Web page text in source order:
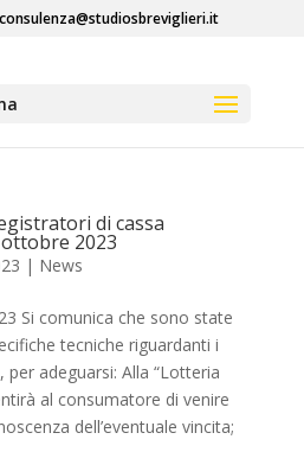
consulenza@studiosbreviglieri.it
di cassa
2023
| News
Si comunica che sono state
tecniche riguardanti i
adeguarsi: Alla “Lotteria
al consumatore di venire
dell’eventuale vincita;